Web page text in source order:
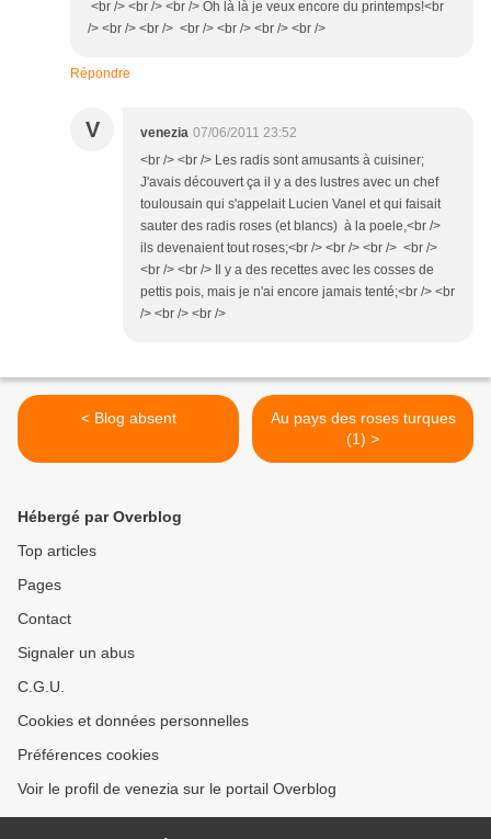
<br /> <br /> <br /> Oh là là je veux encore du printemps!<br
/> <br /> <br /> <br /> <br /> <br /> <br />
Répondre
V venezia 07/06/2011 23:52
<br /> <br /> Les radis sont amusants à cuisiner;
J'avais découvert ça il y a des lustres avec un chef
toulousain qui s'appelait Lucien Vanel et qui faisait
sauter des radis roses (et blancs) à la poele,<br />
ils devenaient tout roses;<br /> <br /> <br /> <br />
<br /> <br /> Il y a des recettes avec les cosses de
pettis pois, mais je n'ai encore jamais tenté;<br /> <br
/> <br /> <br />
< Blog absent
Au pays des roses turques
(1) >
Hébergé par Overblog
Top articles
Pages
Contact
Signaler un abus
C.G.U.
Cookies et données personnelles
Préférences cookies
Voir le profil de venezia sur le portail Overblog